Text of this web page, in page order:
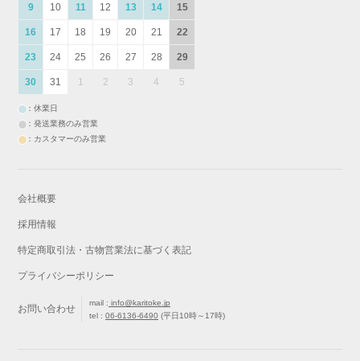
9 10 11 12 13 14 15
16 17 18 19 20 21 22
23 24 25 26 27 28 29
30 31 1 2 3 4 5
：休業日
：発送業務のみ営業
：カスタマーのみ営業
会社概要
採用情報
特定商取引法・古物営業法に基づく表記
プライバシーポリシー
お問い合わせ
mail : info@karitoke.jp
tel :06-6136-6490 (平日10時～17時)